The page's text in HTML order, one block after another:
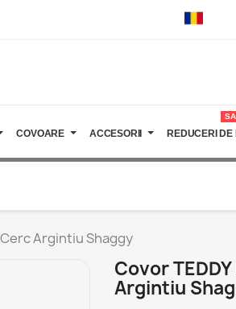
COVOARE ACCESORII REDUCERI DE
Cerc Argintiu Shaggy
Covor
Argintiu